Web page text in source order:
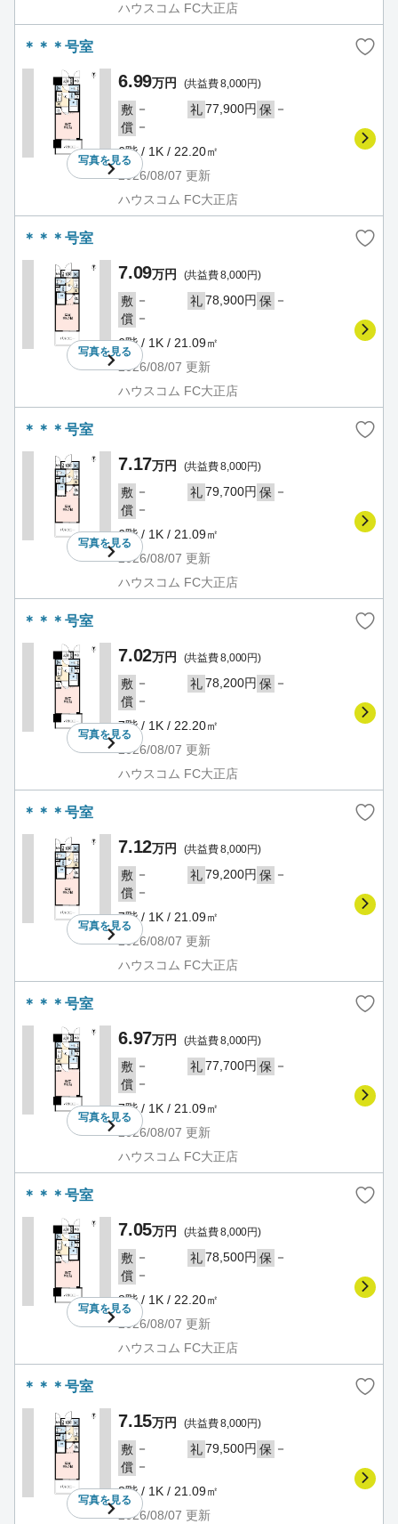
ハウスコム FC大正店
＊＊＊号室
写真を見る
6.99万円 (共益費 8,000円)
敷 － 礼77,900円 保 －
償 －
6階 / 1K / 22.20㎡
2026/08/07 更新
ハウスコム FC大正店
＊＊＊号室
写真を見る
7.09万円 (共益費 8,000円)
敷 － 礼78,900円 保 －
償 －
6階 / 1K / 21.09㎡
2026/08/07 更新
ハウスコム FC大正店
＊＊＊号室
写真を見る
7.17万円 (共益費 8,000円)
敷 － 礼79,700円 保 －
償 －
6階 / 1K / 21.09㎡
2026/08/07 更新
ハウスコム FC大正店
＊＊＊号室
写真を見る
7.02万円 (共益費 8,000円)
敷 － 礼78,200円 保 －
償 －
7階 / 1K / 22.20㎡
2026/08/07 更新
ハウスコム FC大正店
＊＊＊号室
写真を見る
7.12万円 (共益費 8,000円)
敷 － 礼79,200円 保 －
償 －
7階 / 1K / 21.09㎡
2026/08/07 更新
ハウスコム FC大正店
＊＊＊号室
写真を見る
6.97万円 (共益費 8,000円)
敷 － 礼77,700円 保 －
償 －
7階 / 1K / 21.09㎡
2026/08/07 更新
ハウスコム FC大正店
＊＊＊号室
写真を見る
7.05万円 (共益費 8,000円)
敷 － 礼78,500円 保 －
償 －
8階 / 1K / 22.20㎡
2026/08/07 更新
ハウスコム FC大正店
＊＊＊号室
写真を見る
7.15万円 (共益費 8,000円)
敷 － 礼79,500円 保 －
償 －
8階 / 1K / 21.09㎡
2026/08/07 更新